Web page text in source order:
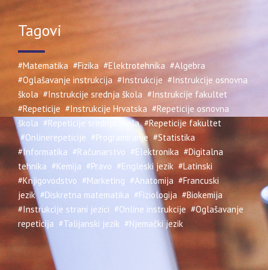
Tagovi
#Matematika #Fizika #Elektrotehnika #Algebra
#Oglašavanje instrukcija #Instrukcije #Instrukcije osnovna
škola #Instrukcije srednja škola #Instrukcije fakultet
#Repeticije #Instrukcije Hrvatska #Repeticije osnovna
škola #Repeticije srednja škola #Repeticije fakultet
#Onlinerepeticije #Programiranje #Statistika
#Informatika #Računarstvo #Elektronika #Digitalna
tehnika #Kemija #Pravo #Engleski jezik #Latinski
#Knjigovodstvo #Marketing #Anatomija #Francuski
jezik #Diskretna matematika #Fiziologija #Biokemija
#Instrukcije strani jezici #Online instrukcije #Oglašavanje
repeticija #Talijanski jezik #Njemački jezik